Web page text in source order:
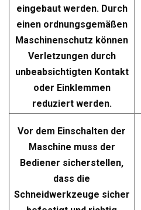
eingebaut werden. Durch
einen ordnungsgemäßen
Maschinenschutz können
Verletzungen durch
unbeabsichtigten Kontakt
oder Einklemmen
reduziert werden.
Vor dem Einschalten der
Maschine muss der
Bediener sicherstellen,
dass die
Schneidwerkzeuge sicher